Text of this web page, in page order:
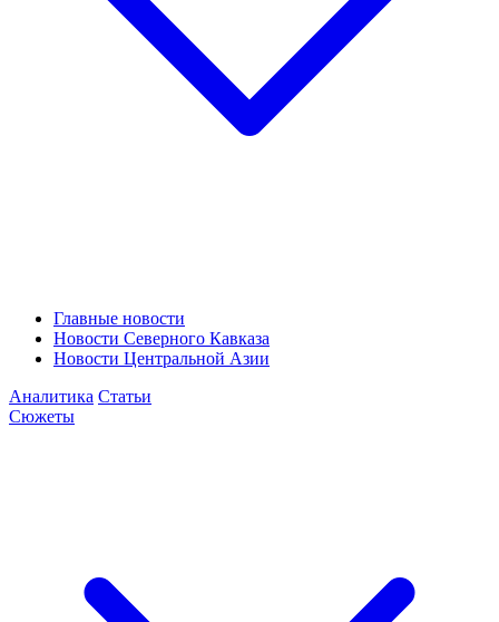
Главные новости
Новости Северного Кавказа
Новости Центральной Азии
Аналитика Статьи
Сюжеты